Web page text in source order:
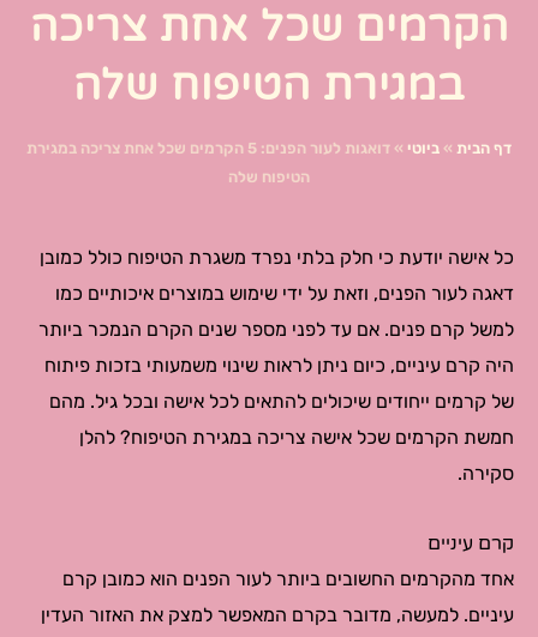
הקרמים שכל אחת צריכה
במגירת הטיפוח שלה
דף הבית » ביוטי »
דואגות לעור הפנים: 5 הקרמים שכל אחת צריכה במגירת
הטיפוח שלה
כל אישה יודעת כי חלק בלתי נפרד משגרת הטיפוח כולל כמובן
דאגה לעור הפנים, וזאת על ידי שימוש במוצרים איכותיים כמו
למשל קרם פנים. אם עד לפני מספר שנים הקרם הנמכר ביותר
היה קרם עיניים, כיום ניתן לראות שינוי משמעותי בזכות פיתוח
של קרמים ייחודים שיכולים להתאים לכל אישה ובכל גיל. מהם
חמשת הקרמים שכל אישה צריכה במגירת הטיפוח? להלן
סקירה.
קרם עיניים
אחד מהקרמים החשובים ביותר לעור הפנים הוא כמובן קרם
עיניים. למעשה, מדובר בקרם המאפשר למצק את האזור העדין